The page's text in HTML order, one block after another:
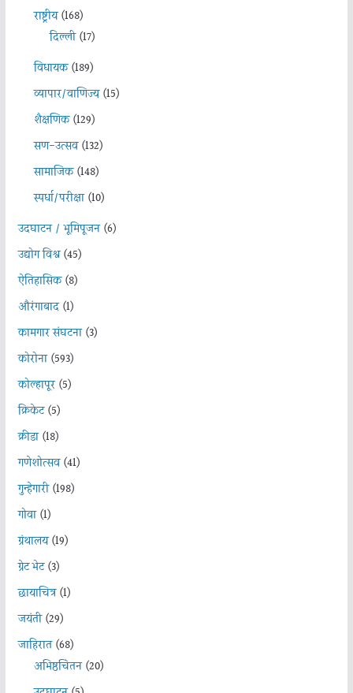
राष्ट्रीय(168)
दिल्ली(17)
विधायक(189)
व्यापार/वाणिज्य(15)
शैक्षणिक(129)
सण-उत्सव(132)
सामाजिक(148)
स्पर्धा/परीक्षा(10)
उदघाटन / भूमिपूजन(6)
उद्योग विश्व(45)
ऐतिहासिक(8)
औरंगाबाद(1)
कामगार संघटना(3)
कोरोना(593)
कोल्हापूर(5)
क्रिकेट(5)
क्रीडा(18)
गणेशोत्सव(41)
गुन्हेगारी(198)
गोवा(1)
ग्रंथालय(19)
ग्रेट भेट(3)
छायाचित्र(1)
जयंती(29)
जाहिरात(68)
अभिष्ठचिंतन(20)